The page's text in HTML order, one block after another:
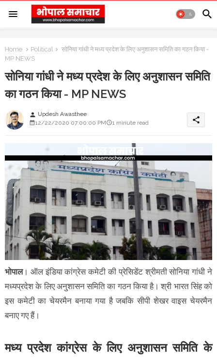
Home Political
सोनिया गांधी ने मध्य प्रदेश के लिए अनुशासन समिति का गठन किया -
MP NEWS
सोनिया गांधी ने मध्य प्रदेश के लिए अनुशासन समिति
का गठन किया - MP NEWS
person Updesh Awasthee
12/22/2020 07:00:00 PM
1 minute read share
भोपाल। ऑल इंडिया कांग्रेस कमेटी की प्रेसिडेंट श्रीमती सोनिया गांधी ने
मध्यप्रदेश के लिए अनुशासन समिति का गठन किया है। श्री भारत सिंह को
इस कमेटी का चेयरमैन बनाया गया है जबकि सीपी शेखर वाइस चेयरमैन
बनाए गए हैं।
मध्य प्रदेश कांग्रेस के लिए अनुशासन समिति के